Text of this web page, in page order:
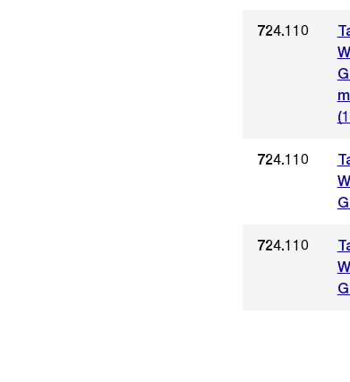
724.110
724.110
724.110